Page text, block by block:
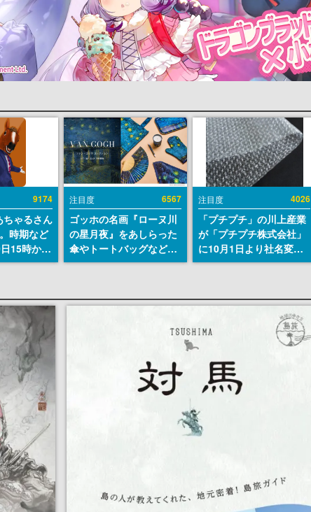
9174
ゃるさん
時期など
15時から
注目度 6567
ゴッホの名画『ローヌ川
の星月夜』をあしらった
傘やトートバッグなどが
登場。8月7日21時より2
注目度 4026
「プチプチ」の川上産業
が「プチプチ株式会社」
に10月1日より社名変更
へ。創業58年で初めての
の名前に